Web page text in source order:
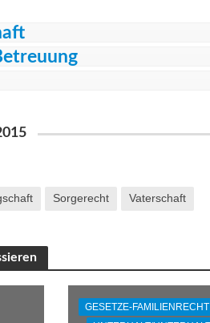
Sorgerecht Vaterschaft
GESETZE-FAMILIENRECHT